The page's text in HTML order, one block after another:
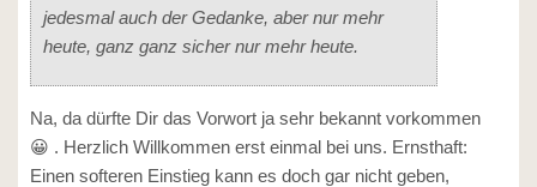
jedesmal auch der Gedanke, aber nur mehr
heute, ganz ganz sicher nur mehr heute.
Na, da dürfte Dir das Vorwort ja sehr bekannt vorkommen
😀 . Herzlich Willkommen erst einmal bei uns. Ernsthaft:
Einen softeren Einstieg kann es doch gar nicht geben,